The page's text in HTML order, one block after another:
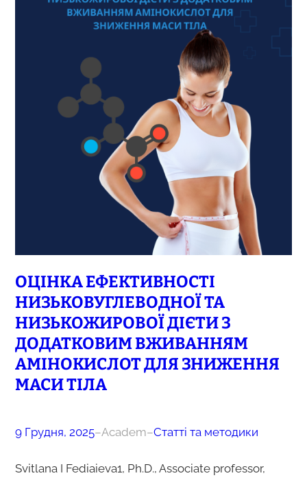
ОЦІНКА ЕФЕКТИВНОСТІ
НИЗЬКОВУГЛЕВОДНОЇ ТА
НИЗЬКОЖИРОВОЇ ДІЄТИ З
ДОДАТКОВИМ ВЖИВАННЯМ
АМІНОКИСЛОТ ДЛЯ ЗНИЖЕННЯ
МАСИ ТІЛА
9 Грудня, 2025–Academ–Статті та методики
Svitlana I Fediaieva1, Ph.D., Associate professor,